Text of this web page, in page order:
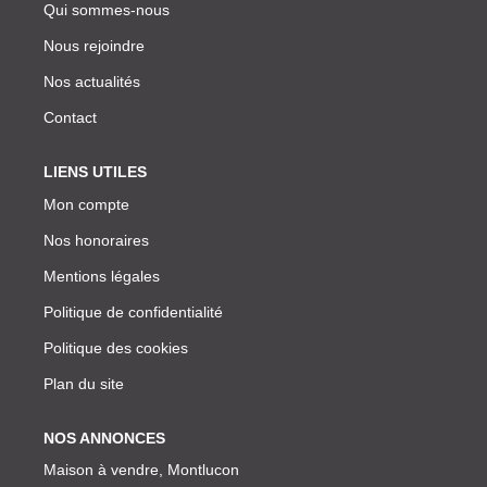
Qui sommes-nous
Nous rejoindre
Nos actualités
Contact
LIENS UTILES
Mon compte
Nos honoraires
Mentions légales
Politique de confidentialité
Politique des cookies
Plan du site
NOS ANNONCES
Maison à vendre, Montlucon